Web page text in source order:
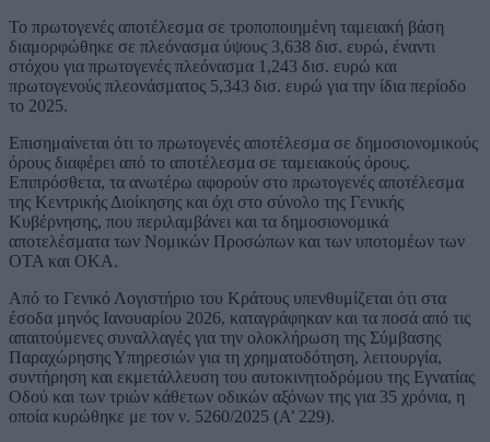
Το πρωτογενές αποτέλεσμα σε τροποποιημένη ταμειακή βάση
διαμορφώθηκε σε πλεόνασμα ύψους 3,638 δισ. ευρώ, έναντι
στόχου για πρωτογενές πλεόνασμα 1,243 δισ. ευρώ και
πρωτογενούς πλεονάσματος 5,343 δισ. ευρώ για την ίδια περίοδο
το 2025.
Επισημαίνεται ότι το πρωτογενές αποτέλεσμα σε δημοσιονομικούς
όρους διαφέρει από το αποτέλεσμα σε ταμειακούς όρους.
Επιπρόσθετα, τα ανωτέρω αφορούν στο πρωτογενές αποτέλεσμα
της Κεντρικής Διοίκησης και όχι στο σύνολο της Γενικής
Κυβέρνησης, που περιλαμβάνει και τα δημοσιονομικά
αποτελέσματα των Νομικών Προσώπων και των υποτομέων των
ΟΤΑ και ΟΚΑ.
Από το Γενικό Λογιστήριο του Κράτους υπενθυμίζεται ότι στα
έσοδα μηνός Ιανουαρίου 2026, καταγράφηκαν και τα ποσά από τις
απαιτούμενες συναλλαγές για την ολοκλήρωση της Σύμβασης
Παραχώρησης Υπηρεσιών για τη χρηματοδότηση, λειτουργία,
συντήρηση και εκμετάλλευση του αυτοκινητοδρόμου της Εγνατίας
Οδού και των τριών κάθετων οδικών αξόνων της για 35 χρόνια, η
οποία κυρώθηκε με τον ν. 5260/2025 (Α’ 229).